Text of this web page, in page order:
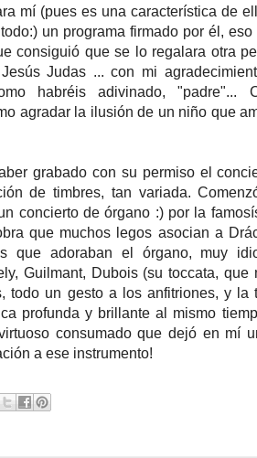
mí (pues es una característica de
un programa firmado por él,
consiguió que se lo regalara otra
Judas ... con mi
habréis adivinado,
agradar la ilusión de un niño que
grabado con su permiso el
de timbres, tan variada.
concierto de órgano :) por la
que muchos legos asocian a
que adoraban el órgano, muy
Guilmant, Dubois (su toccata,
todo un gesto a los anfitriones, y la
profunda y brillante al mismo
consumado que dejó en mí
a ese instrumento!